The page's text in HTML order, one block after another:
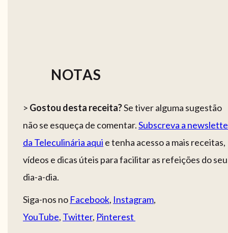
NOTAS
> Gostou desta receita?Se tiver alguma sugestão
não se esqueça de comentar.Subscreva a
da Teleculinária aqui e tenha acesso a mais receitas,
vídeos e dicas úteis para facilitar as refeições do seu
dia-a-dia.
Siga-nos no Facebook, Instagram,
YouTube, Twitter, Pinterest